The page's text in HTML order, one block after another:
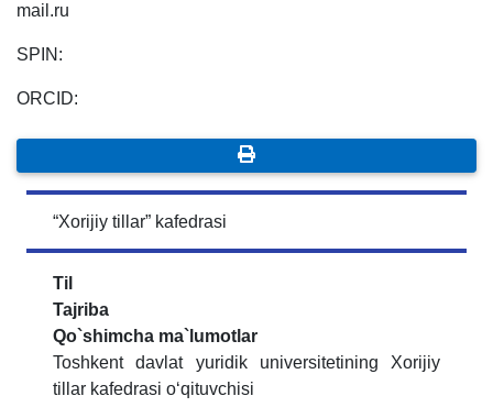
mail.ru
SPIN:
ORCID:
“Xorijiy tillar” kafedrasi
Til
Tajriba
Qo`shimcha ma`lumotlar
Toshkent davlat yuridik universitetining Xorijiy
tillar kafedrasi o‘qituvchisi